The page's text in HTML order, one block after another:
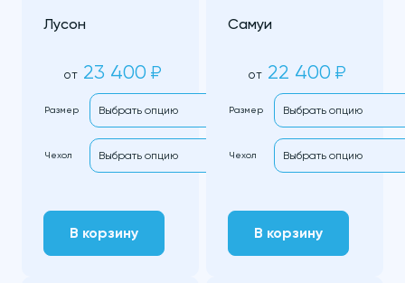
Лусон
от 23 400 ₽
Размер
Чехол
В корзину
Самуи
от 22 400 ₽
Размер
Чехол
В корзину